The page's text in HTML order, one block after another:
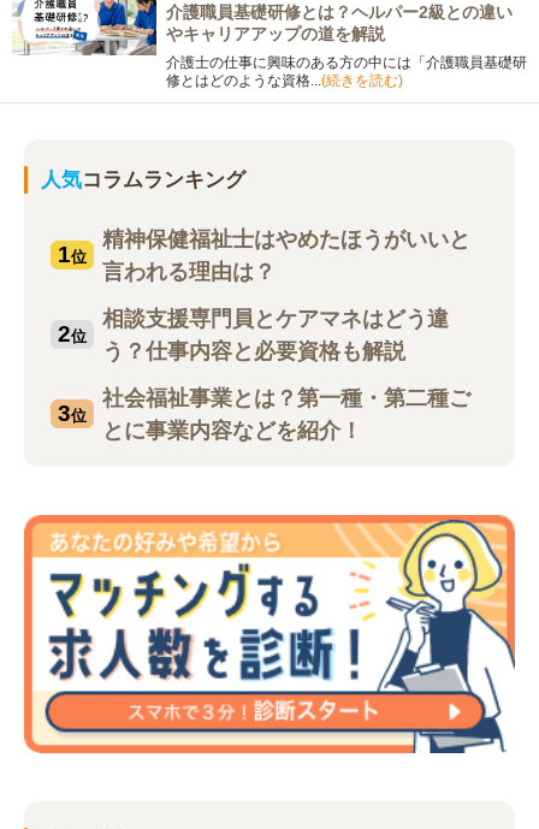
介護職員基礎研修とは？ヘルパー2級との違い
やキャリアアップの道を解説
介護士の仕事に興味のある方の中には「介護職員基礎研
修とはどのような資格... (続きを読む)
人気コラムランキング
1位
精神保健福祉士はやめたほうがいいと
言われる理由は？
2位
相談支援専門員とケアマネはどう違
う？仕事内容と必要資格も解説
3位
社会福祉事業とは？第一種・第二種ご
とに事業内容などを紹介！